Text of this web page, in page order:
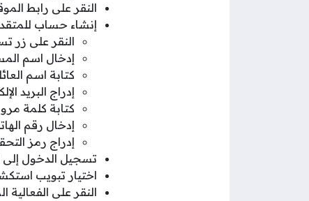
النقر على رابط
إنشاء حساب
النقر على زر
إدخال اسم
كتابة اسم
إدراج البريد
كتابة كلمة
إدخال رقم
إدراج رمز
تسجيل الدخول إلى
اختيار تبويب
النقر على